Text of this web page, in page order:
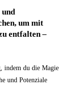
und
um mit
entfalten –
indem du die Magie
und Potenziale